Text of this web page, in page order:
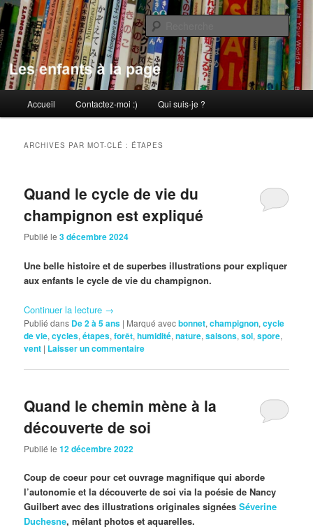
Aller
au
contenu
principal
Aller
au
contenu
secondaireLes enfants à la page
principal
Accueil Contactez-moi :) Qui suis-je ?
ARCHIVES PAR MOT-CLÉ : ÉTAPES
Quand le cycle de vie du
champignon est expliqué
Publié le3 décembre 2024
Une belle histoire et de superbes illustrations pour expliquer
aux enfants le cycle de vie du champignon.
Continuer la lecture →
Publié dans De 2 à 5 ans | Marqué avecbonnet,champignon,cycle
de vie,cycles,étapes,forêt,humidité,nature,saisons,sol,spore,
vent | Laisser un commentaire
Quand le chemin mène à la
découverte de soi
Publié le12 décembre 2022
Coup de coeur pour cet ouvrage magnifique qui aborde
l’autonomie et la découverte de soi via la poésie de Nancy
Guilbert avec des illustrations originales signéesSéverine
Duchesne, mêlant photos et aquarelles.